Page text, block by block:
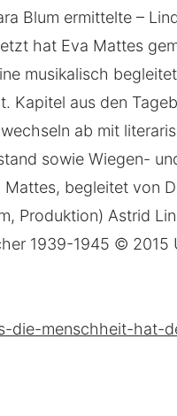
Blum ermittelte –
hat Eva Mattes
musikalisch
Kapitel aus den
ab mit
sowie Wiegen-
begleitet von
Produktion) Astrid
1939-1945 © 2015
die-menschheit-hat-